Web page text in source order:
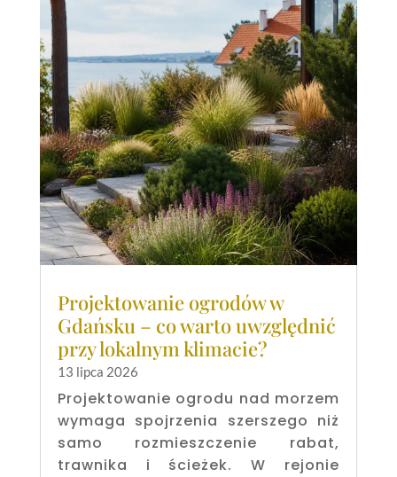
Projektowanie ogrodów w
Gdańsku – co warto uwzględnić
przy lokalnym klimacie?
13 lipca 2026
Projektowanie ogrodu nad morzem
wymaga spojrzenia szerszego niż
samo rozmieszczenie rabat,
trawnika i ścieżek. W rejonie